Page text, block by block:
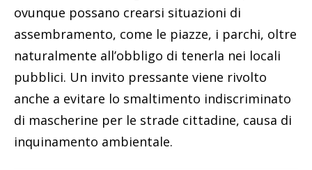
ovunque possano crearsi situazioni di
assembramento, come le piazze, i parchi, oltre
naturalmente all’obbligo di tenerla nei locali
pubblici. Un invito pressante viene rivolto
anche a evitare lo smaltimento indiscriminato
di mascherine per le strade cittadine, causa di
inquinamento ambientale.